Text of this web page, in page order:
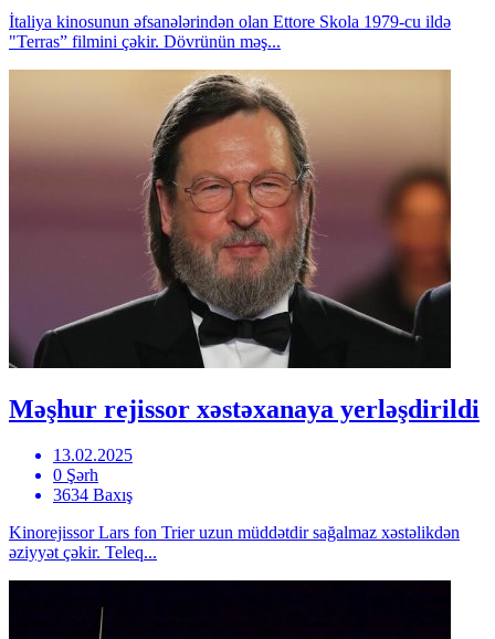
İtaliya kinosunun əfsanələrindən olan Ettore Skola 1979-cu ildə
"Terras” filmini çəkir. Dövrünün məş...
Məşhur rejissor xəstəxanaya yerləşdirildi
13.02.2025
0 Şərh
3634 Baxış
Kinorejissor Lars fon Trier uzun müddətdir sağalmaz xəstəlikdən
əziyyət çəkir. Teleq...